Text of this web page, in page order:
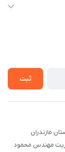
ثبت
مازندران
و مدیریت مهندس محمود